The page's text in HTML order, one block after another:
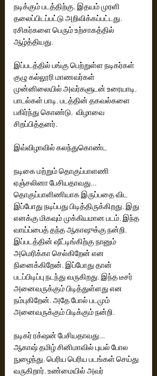
நடிக்கும் படத்திற்கு, இதயம் முரளி
தலைப்பிடப்பட்டு அறிவிக்கப்பட்டது,
ரசிகர்களை பெரும் உற்சாகத்தில்
ஆழ்த்தியது.
இப்படத்தில் பங்கு பெற்றுள்ள நடிகர்கள்
குழு கல்லூரி மாணவர்கள்
முன்னிலையில் அவர்களுடன் உரையாடி,
பாடல்கள் பாடி, படத்தின் தகவல்களை
பகிர்ந்து கொண்டு,  விழாவை
சிறப்பித்தனர்.
இவ்விழாவில் கலந்துகொண்ட
நடிகை மற்றும் தொகுப்பாளணி
ஏஞ்சலினா பேசியதாவது…
தொகுப்பாளிணியாக இருப்பதை விட
இப்போது நடிப்பது பிடித்திருக்கிறது. இது
எனக்கு மிகவும் முக்கியமான படம். இந்த
வாய்ப்பைத் தந்த ஆகாஷுக்கு நன்றி.
இப்படத்தின் ஷீட்டிங்கிற்கு நானும்
அமெரிக்கா செல்கிறேன் என
நினைக்கிறேன். இப்போது தான்
படப்பிடிப்பு நடந்து வருகிறது. இந்த டீசர்
அனைவருக்கும் பிடித்துள்ளது என
நம்புகிறேன். அதே போல் படமும்
அனைவருக்கும் பிடிக்கும் நன்றி.
நடிகர் ரக்‌ஷன் பேசியதாவது…
ஆகாஷ் தமிழ் சினிமாவில் புயல் போல
நுழைந்து, பெரிய பெரிய படங்கள் செய்து
வருகிறார். உண்மையில் அவர்